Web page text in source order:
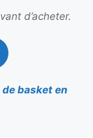
d’acheter.
basket en